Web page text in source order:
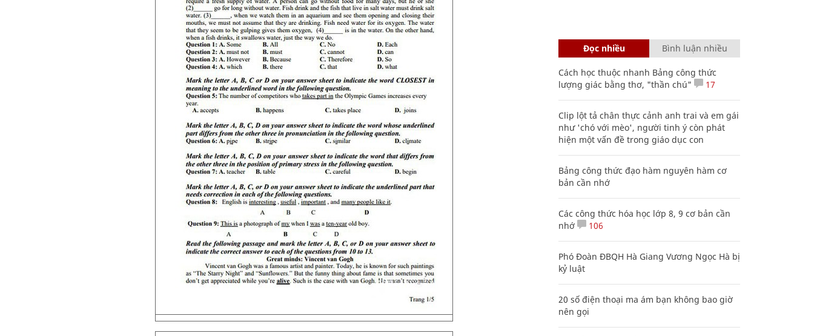
Đọc nhiều Bình luận nhiều
Cách học thuộc nhanh Bảng công thức
lượng giác bằng thơ, "thần chú"
17
Clip lột tả chân thực cảnh anh trai và em gái
như 'chó với mèo', người tinh ý còn phát
hiện một vấn đề trong giáo dục con
Bảng công thức đạo hàm nguyên hàm cơ
bản cần nhớ
Các công thức hóa học lớp 8, 9 cơ bản cần
nhớ
106
Phó Đoàn ĐBQH Hà Giang Vương Ngọc Hà bị
kỷ luật
20 số điện thoại ma ám bạn không bao giờ
nên gọi